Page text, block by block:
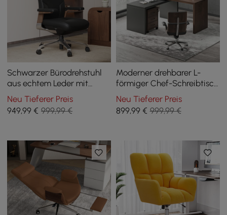
Schwarzer Bürodrehstuhl
aus echtem Leder mit
ergonomischem Synchron-
Neigungsmechanismus
Neu Tieferer Preis
949,99 € 999,99 €
Moderner drehbarer L-
förmiger Chef-Schreibtisch
mit beweglichem
Aktenschrank (1520 mm)
Neu Tieferer Preis
899,99€ 999,99 €